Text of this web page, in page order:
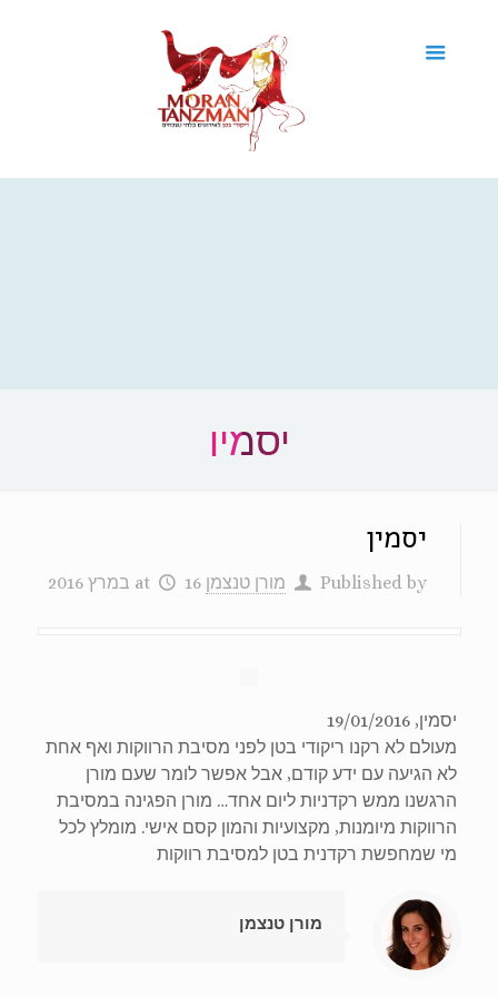
יסמין
יסמין
Published by מורן טנצמן at 16 במרץ 2016
יסמין, 19/01/2016
מעולם לא רקנו ריקודי בטן לפני מסיבת הרווקות ואף אחת
לא הגיעה עם ידע קודם, אבל אפשר לומר שעם מורן
הרגשנו ממש רקדניות ליום אחד… מורן הפגינה במסיבת
הרווקות מיומנות, מקצועיות והמון קסם אישי. מומלץ לכל
מי שמחפשת רקדנית בטן למסיבת רווקות
מורן טנצמן